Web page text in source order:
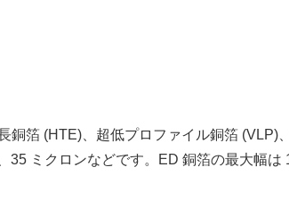
箔 (HTE)、超低プロファイル銅箔
35 ミクロンなどです。ED 銅箔の最大幅